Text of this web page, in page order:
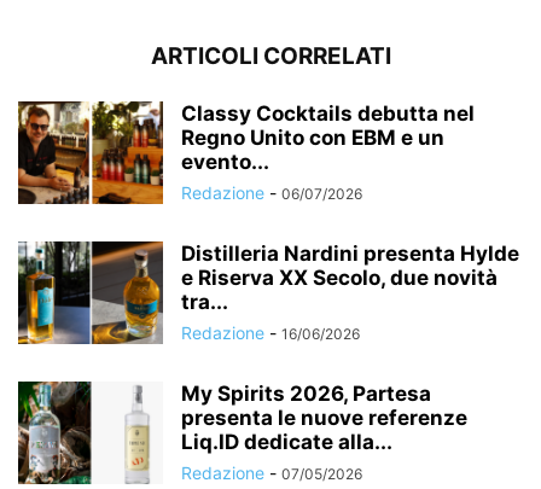
ARTICOLI CORRELATI
Classy Cocktails debutta nel
Regno Unito con EBM e un
evento...
Redazione - 06/07/2026
Distilleria Nardini presenta Hylde
e Riserva XX Secolo, due novità
tra...
Redazione - 16/06/2026
My Spirits 2026, Partesa
presenta le nuove referenze
Liq.ID dedicate alla...
Redazione - 07/05/2026